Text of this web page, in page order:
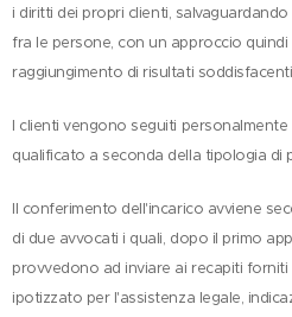
i diritti dei propri clienti,
fra le persone, con un approccio
raggiungimento di risultati
I clienti vengono seguiti
qualificato a seconda della tipologia di
Il conferimento dell'incarico avviene
di due avvocati i quali, dopo il primo
provvedono ad inviare ai recapiti
ipotizzato per l'assistenza legale,